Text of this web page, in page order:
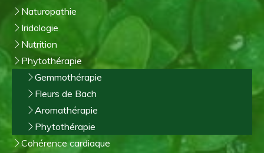
Naturopathie
Iridologie
Nutrition
Phytothérapie
Gemmothérapie
Fleurs de Bach
Aromathérapie
Phytothérapie
Cohérence cardiaque